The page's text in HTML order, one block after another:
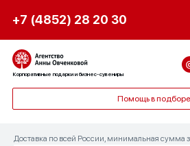
+7 (4852) 28 20 30
Корпоративные подарки и бизнес-сувениры
Помощь в подборе
Доставка по всей России, минимальная сумма